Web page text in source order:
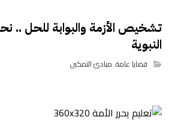
تشخيص الأزمة والبوابة للحل ..
النبوية
قضايا عامة,مبادئ التمكين